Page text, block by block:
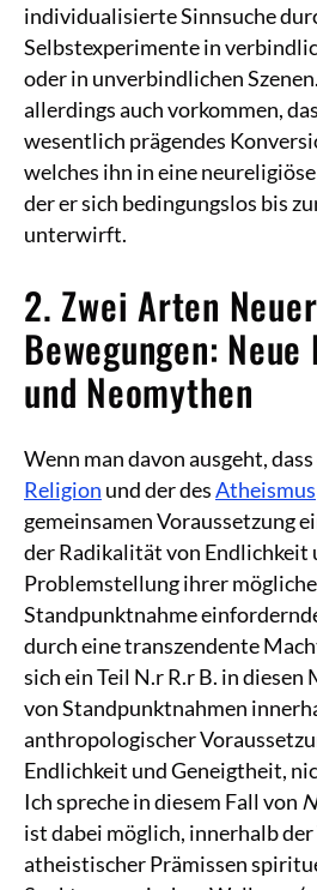
individualisierte Sinnsuche
Selbstexperimente in
oder in unverbindlichen
allerdings auch vorkommen,
wesentlich prägendes
welches ihn in eine
der er sich bedingungslos bis
unterwirft.
2. Zwei Arten
Bewegungen:
und Neomythen
Wenn man davon ausgeht,
Religion und der desAtheismus
gemeinsamen Voraussetzung
der Radikalität von Endlichkeit
Problemstellung ihrer
Standpunktnahme
durch eine transzendente
sich ein Teil N.r R.r B. in
von Standpunktnahmen
anthropologischer
Endlichkeit und Geneigtheit,
Ich spreche in diesem Fall von
ist dabei möglich, innerhalb
atheistischer Prämissen